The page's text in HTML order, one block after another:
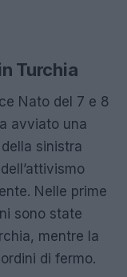
Turchia
Nato del 7 e 8
avviato una
sinistra
Nelle prime
sono state
mentre la
di fermo.